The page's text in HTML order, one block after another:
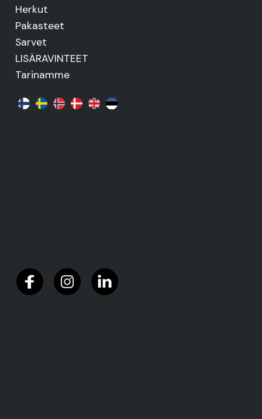
Herkut
Pakasteet
Sarvet
LISÄRAVINTEET
Tarinamme